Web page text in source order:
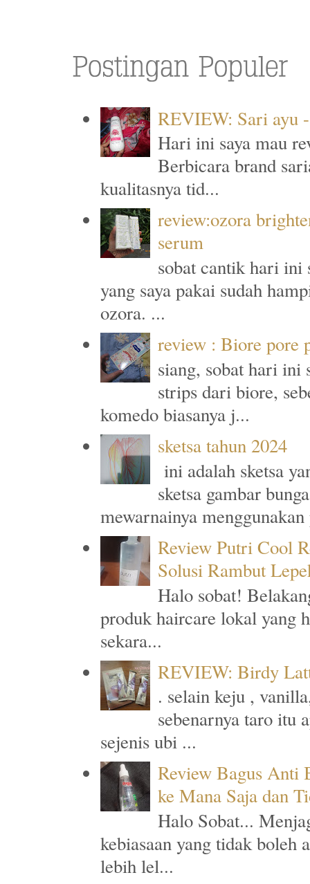
REVIEW: Sari ayu
Hari ini saya mau
Berbicara brand
kualitasnya tid...
review:ozora
serum
sobat cantik hari ini
yang saya pakai sudah
ozora. ...
review : Biore pore
siang, sobat hari ini
strips dari biore,
komedo biasanya j...
sketsa tahun 2024
ini adalah sketsa
sketsa gambar
mewarnainya
Review Putri Cool
Solusi Rambut
Halo sobat!
produk haircare lokal yang
sekara...
REVIEW: Birdy
. selain keju ,
sebenarnya taro itu
sejenis ubi ...
Review Bagus Anti
ke Mana Saja dan
Halo Sobat...
kebiasaan yang tidak boleh
lebih lel...